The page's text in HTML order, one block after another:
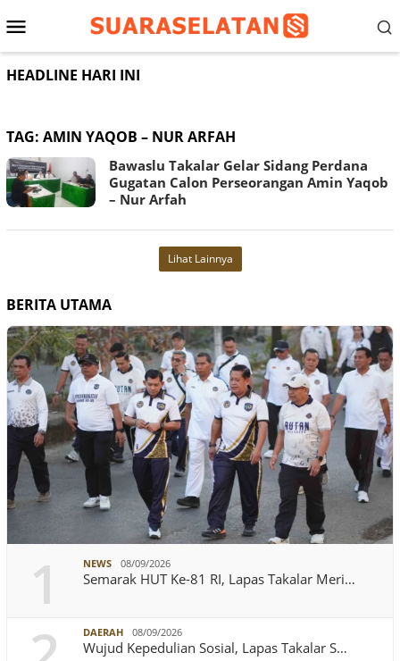
ke
Menu
Mobile
HEADLINE HARI INI
TAG: AMIN YAQOB – NUR ARFAH
Bawaslu Takalar Gelar Sidang Perdana
Gugatan Calon Perseorangan Amin Yaqob
– Nur Arfah
Lihat Lainnya
BERITA UTAMA
1 NEWS 08/09/2026
Semarak HUT Ke-81 RI, Lapas Takalar Meri…
DAERAH 08/09/2026
Wujud Kepedulian Sosial, Lapas Takalar S…